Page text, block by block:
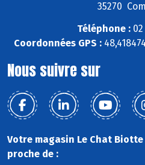
35270
Téléphone :02
Coordonnées GPS :
Nous suivre sur
Votre magasin Le Chat Biotte
proche de :